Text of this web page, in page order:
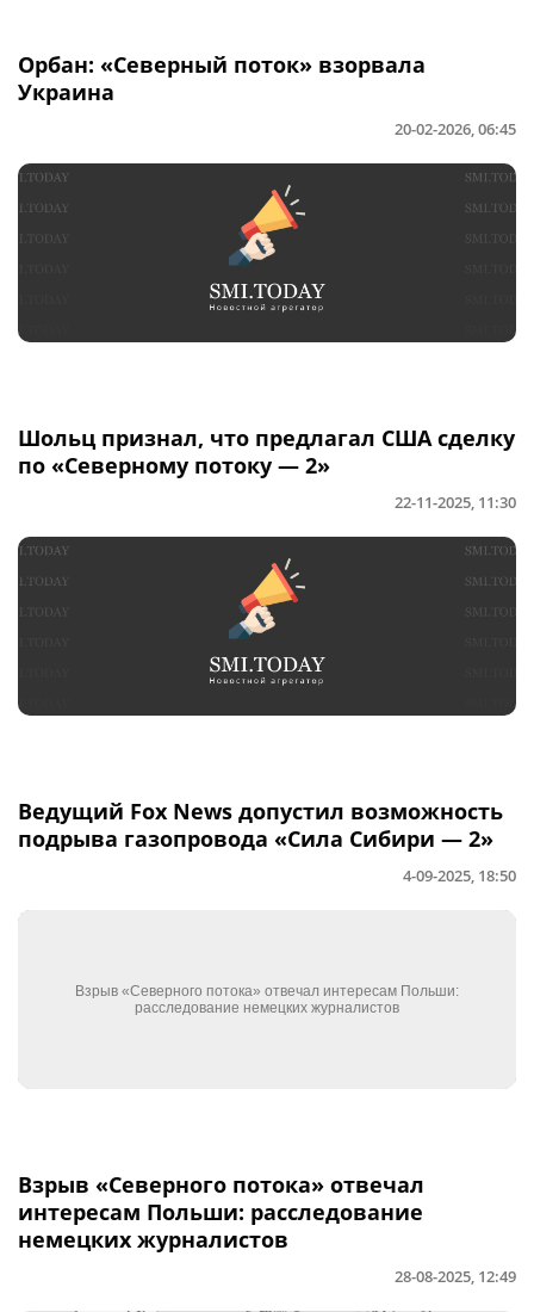
Орбан: «Северный поток» взорвала
Украина
20-02-2026, 06:45
Шольц признал, что предлагал США сделку
по «Северному потоку — 2»
22-11-2025, 11:30
Ведущий Fox News допустил возможность
подрыва газопровода «Сила Сибири — 2»
4-09-2025, 18:50
Взрыв «Северного потока» отвечал
интересам Польши: расследование
немецких журналистов
28-08-2025, 12:49